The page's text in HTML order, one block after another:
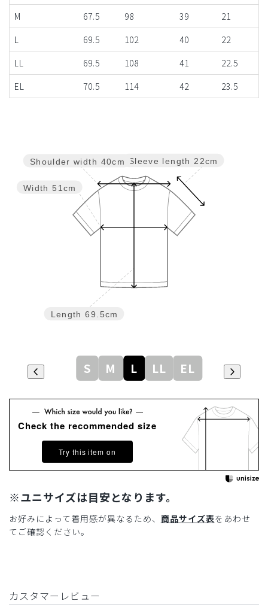
M
67.5 98 39
21
L
69.5 102 40
22
LL
69.5 108 41
22.5
EL
70.5 114 42 23.5
Sleeve length 22cm
Length 69.5cm
Width 51cm
Shoulder width 40cm
S M L LL EL
Check the recommended size
Try this item on
※ユニサイズは目安となります。
お好みによって着用感が異なるため、 商品サイズ表をあわせ
てご確認ください。
カスタマーレビュー